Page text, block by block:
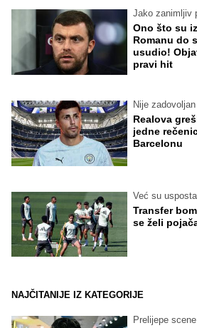
Jako zanimljiv
Ono što su
Romanu do
usudio!
pravi hit
Nije zadovoljan
Realova
jedne
Barcelonu
Već su
Transfer
se želi
NAJČITANIJE IZ KATEGORIJE
Prelijepe